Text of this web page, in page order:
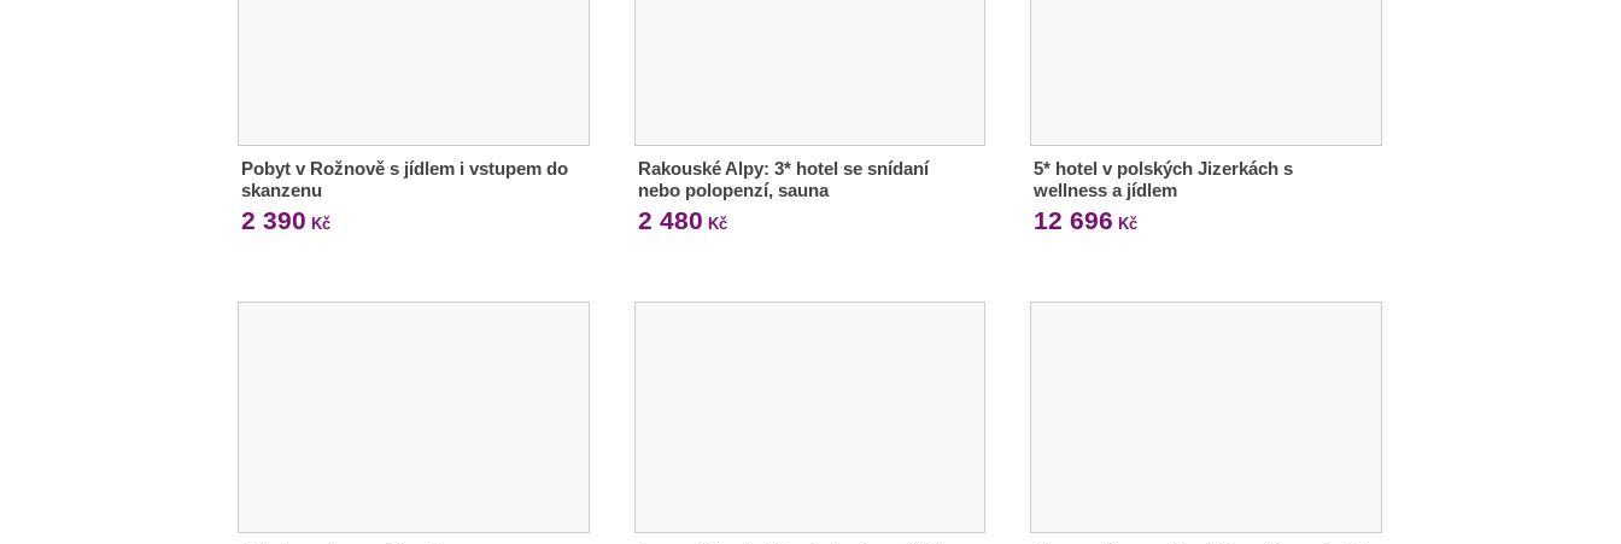
Pobyt v Rožnově s jídlem i vstupem do
skanzenu
2 390 Kč
Rakouské Alpy: 3* hotel se snídaní
nebo polopenzí, sauna
2 480 Kč
5* hotel v polských Jizerkách s
wellness a jídlem
12 696 Kč